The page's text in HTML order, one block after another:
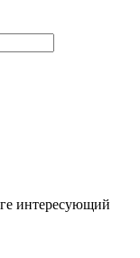
интересующий